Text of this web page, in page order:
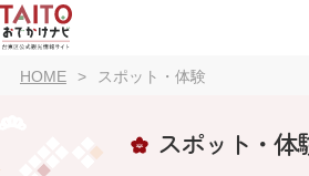
HOME スポット・体験
スポット・体